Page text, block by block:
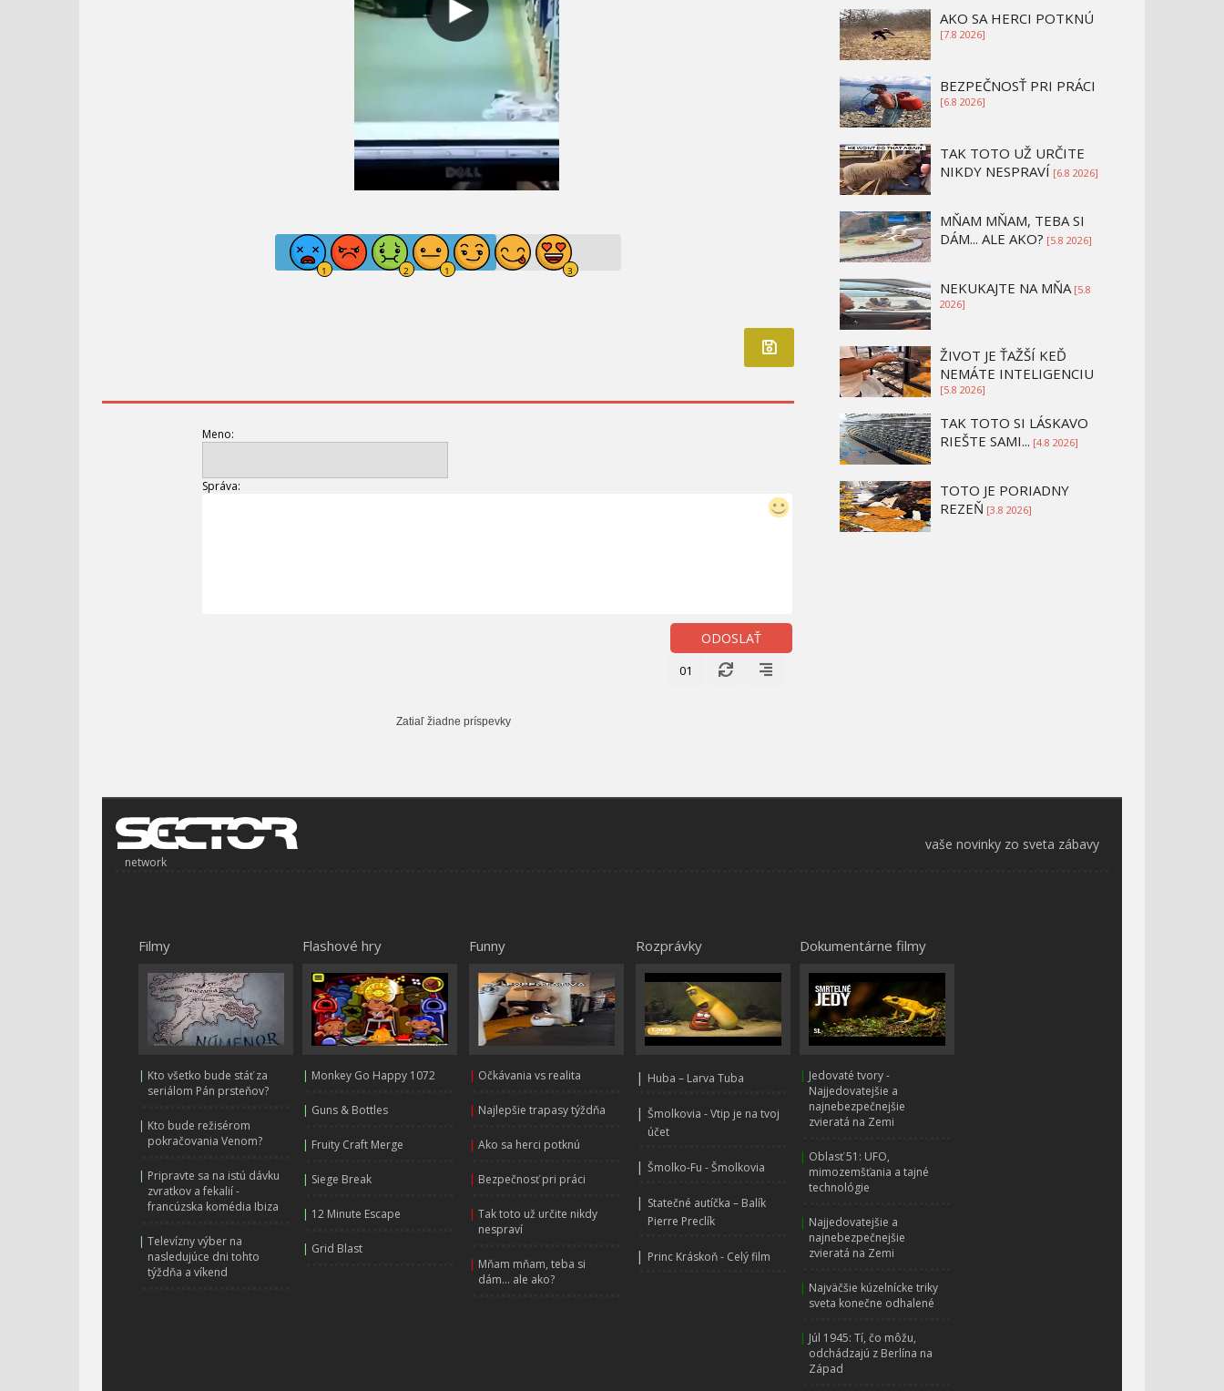
Meno:
Správa:
ODOSLAŤ
01
Zatiaľ žiadne príspevky
AKO SA HERCI POTKNÚ
[7.8 2026]
BEZPEČNOSŤ PRI PRÁCI
[6.8 2026]
TAK TOTO UŽ URČITE
NIKDY NESPRAVÍ [6.8 2026]
MŇAM MŇAM, TEBA SI
DÁM... ALE AKO? [5.8 2026]
NEKUKAJTE NA MŇA [5.8
2026]
ŽIVOT JE ŤAŽŠÍ KEĎ
NEMÁTE INTELIGENCIU
[5.8 2026]
TAK TOTO SI LÁSKAVO
RIEŠTE SAMI... [4.8 2026]
TOTO JE PORIADNY
REZEŇ [3.8 2026]
vaše novinky zo sveta zábavy
network
Filmy
| Kto všetko bude stáť za
seriálom Pán prsteňov?
| Kto bude režisérom
pokračovania Venom?
| Pripravte sa na istú dávku
zvratkov a fekalií -
francúzska komédia Ibiza
| Televízny výber na
nasledujúce dni tohto
týždňa a víkend
Flashové hry
| Monkey Go Happy 1072
| Guns & Bottles
| Fruity Craft Merge
| Siege Break
| 12 Minute Escape
| Grid Blast
Funny
| Očkávania vs realita
| Najlepšie trapasy týždňa
| Ako sa herci potknú
| Bezpečnosť pri práci
| Tak toto už určite nikdy
nespraví
| Mňam mňam, teba si
dám... ale ako?
Rozprávky
| Huba – Larva Tuba
| Šmolkovia - Vtip je na tvoj
účet
| Šmolko-Fu - Šmolkovia
| Statečné autíčka – Balík
Pierre Preclík
| Princ Kráskoň - Celý film
Dokumentárne filmy
| Jedovaté tvory -
Najjedovatejšie a
najnebezpečnejšie
zvieratá na Zemi
| Oblasť 51: UFO,
mimozemšťania a tajné
technológie
| Najjedovatejšie a
najnebezpečnejšie
zvieratá na Zemi
| Najväčšie kúzelnícke triky
sveta konečne odhalené
| Júl 1945: Tí, čo môžu,
odchádzajú z Berlína na
Západ